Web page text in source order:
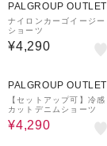
PALGROUP OUTLET
ナイロンカーゴイージー
ショーツ
¥4,290
PALGROUP OUTLET
【セットアップ可】冷感
カットデニムショーツ
¥4,290